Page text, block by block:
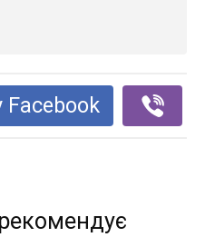
Facebook